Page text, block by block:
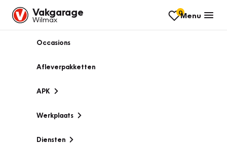
Vakgarage
Wilmax
0Menu
Occasions
Afleverpakketten
APK
Werkplaats
Diensten